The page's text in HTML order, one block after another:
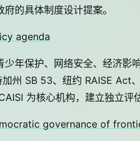
的具体制度设计提案。
agenda
少年保护、网络安全、经济
州 SB 53、纽约 RAISE Act
为核心机构，建立独立评
governance of